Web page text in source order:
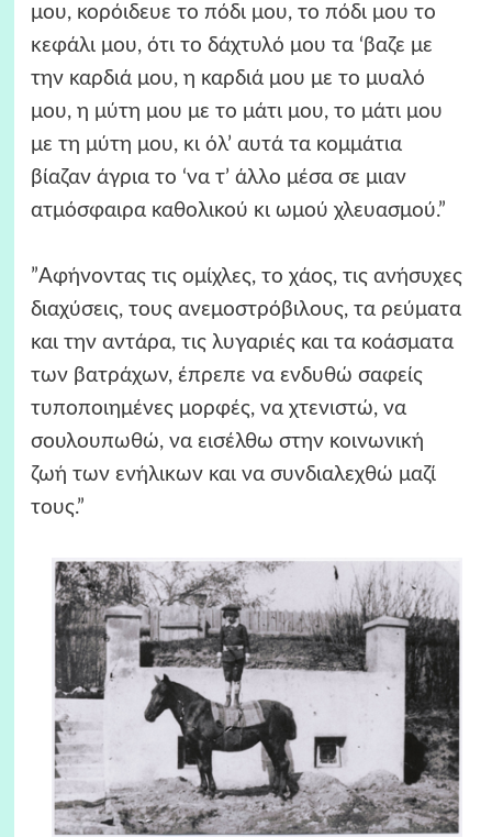
μου, κορόιδευε το πόδι μου, το πόδι μου το
κεφάλι μου, ότι το δάχτυλό μου τα ‘βαζε με
την καρδιά μου, η καρδιά μου με το μυαλό
μου, η μύτη μου με το μάτι μου, το μάτι μου
με τη μύτη μου, κι όλ’ αυτά τα κομμάτια
βίαζαν άγρια το ‘να τ’ άλλο μέσα σε μιαν
ατμόσφαιρα καθολικού κι ωμού χλευασμού.”
”Αφήνοντας τις ομίχλες, το χάος, τις ανήσυχες
διαχύσεις, τους ανεμοστρόβιλους, τα ρεύματα
και την αντάρα, τις λυγαριές και τα κοάσματα
των βατράχων, έπρεπε να ενδυθώ σαφείς
τυποποιημένες μορφές, να χτενιστώ, να
σουλουπωθώ, να εισέλθω στην κοινωνική
ζωή των ενήλικων και να συνδιαλεχθώ μαζί
τους.”